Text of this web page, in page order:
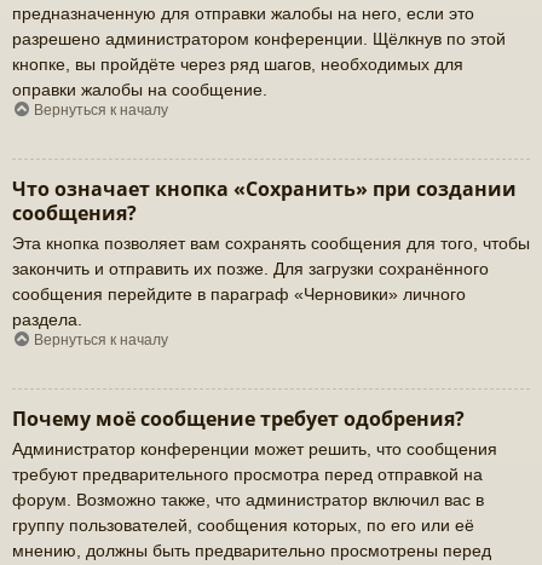
предназначенную для отправки жалобы на него, если это
разрешено администратором конференции. Щёлкнув по этой
кнопке, вы пройдёте через ряд шагов, необходимых для
оправки жалобы на сообщение.
Вернуться к началу
Что означает кнопка «Сохранить» при создании
сообщения?
Эта кнопка позволяет вам сохранять сообщения для того, чтобы
закончить и отправить их позже. Для загрузки сохранённого
сообщения перейдите в параграф «Черновики» личного
раздела.
Вернуться к началу
Почему моё сообщение требует одобрения?
Администратор конференции может решить, что сообщения
требуют предварительного просмотра перед отправкой на
форум. Возможно также, что администратор включил вас в
группу пользователей, сообщения которых, по его или её
мнению, должны быть предварительно просмотрены перед